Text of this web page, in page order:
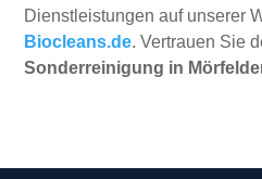
Dienstleistungen auf unserer
Biocleans.de. Vertrauen Sie
Sonderreinigung in